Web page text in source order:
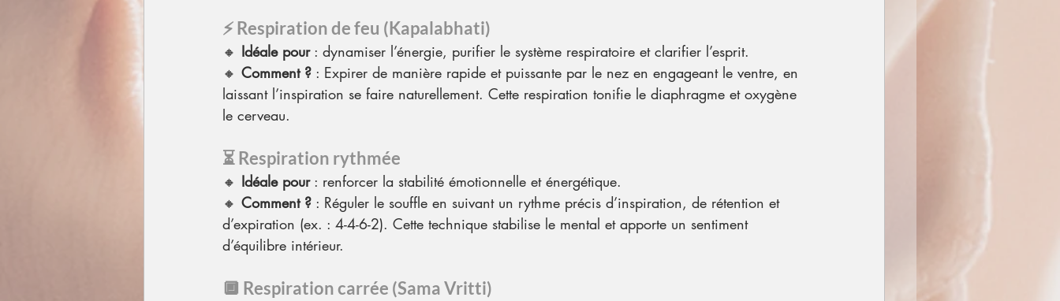
⚡ Respiration de feu (Kapalabhati)
🔸 Idéale pour : dynamiser l’énergie, purifier le système respiratoire et clarifier l’esprit.
🔸 Comment ? : Expirer de manière rapide et puissante par le nez en engageant le ventre, en
laissant l’inspiration se faire naturellement. Cette respiration tonifie le diaphragme et oxygène
le cerveau.
⏳ Respiration rythmée
🔸 Idéale pour : renforcer la stabilité émotionnelle et énergétique.
🔸 Comment ? : Réguler le souffle en suivant un rythme précis d’inspiration, de rétention et
d’expiration (ex. : 4-4-6-2). Cette technique stabilise le mental et apporte un sentiment
d’équilibre intérieur.
🔲 Respiration carrée (Sama Vritti)